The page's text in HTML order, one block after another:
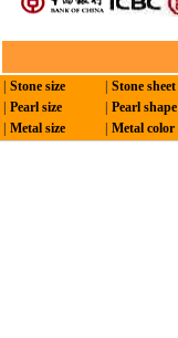
Stone size Stone sheet
Pearl size Pearl shape
Metal size Metal color